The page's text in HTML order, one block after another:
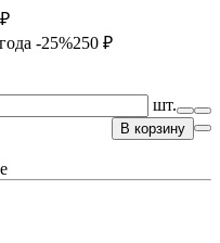
-25%250 ₽
шт.
В корзину